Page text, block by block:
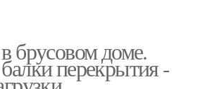
брусовом доме.
перекрытия -